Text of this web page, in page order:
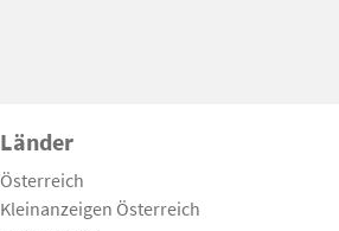
Länder
Österreich
Kleinanzeigen Österreich